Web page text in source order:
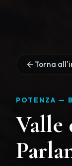
Torna
POTENZA —
Valle